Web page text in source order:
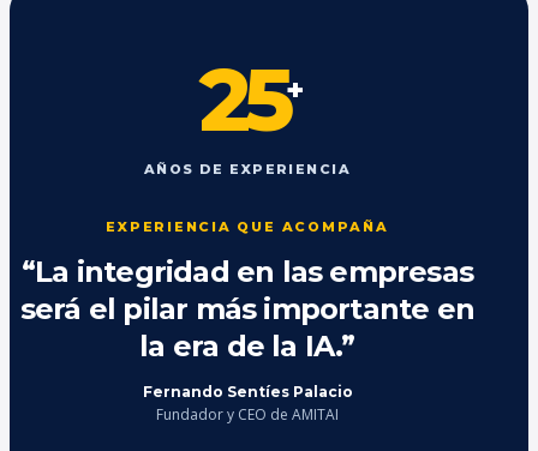
25+
AÑOS DE EXPERIENCIA
EXPERIENCIA QUE ACOMPAÑA
“La integridad en las empresas
será el pilar más importante en
la era de la IA.”
Fernando Sentíes Palacio
Fundador y CEO de AMITAI